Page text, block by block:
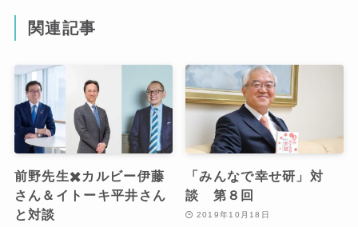
関連記事
前野先生✖️カルビー伊藤
さん＆イトーキ平井さん
と対談
「みんなで幸せ研」対
談 第８回
2019年10月18日